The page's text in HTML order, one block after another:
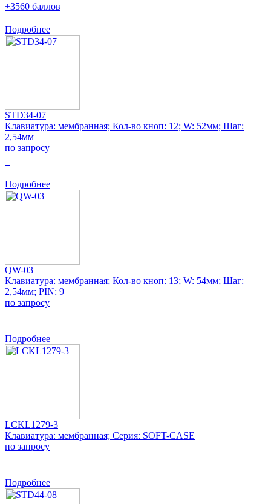
+3560 баллов
Подробнее
STD34-07
Клавиатура: мембранная; Кол-во кноп: 12; W: 52мм; Шаг:
2,54мм
по запросу
Подробнее
QW-03
Клавиатура: мембранная; Кол-во кноп: 13; W: 54мм; Шаг:
2,54мм; PIN: 9
по запросу
Подробнее
LCKL1279-3
Клавиатура: мембранная; Серия: SOFT-CASE
по запросу
Подробнее